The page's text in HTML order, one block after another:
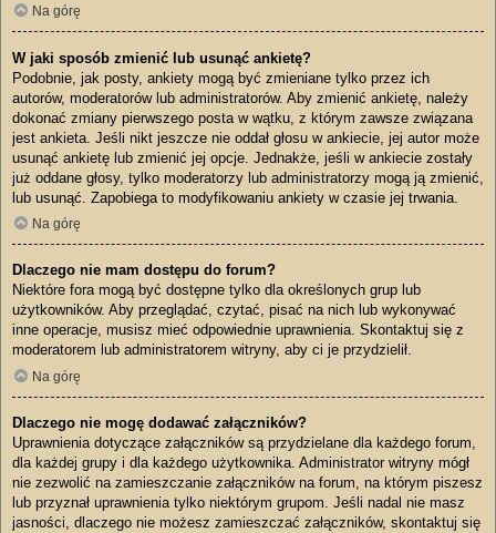
Na górę
W jaki sposób zmienić lub usunąć ankietę?
Podobnie, jak posty, ankiety mogą być zmieniane tylko przez ich
autorów, moderatorów lub administratorów. Aby zmienić ankietę, należy
dokonać zmiany pierwszego posta w wątku, z którym zawsze związana
jest ankieta. Jeśli nikt jeszcze nie oddał głosu w ankiecie, jej autor może
usunąć ankietę lub zmienić jej opcje. Jednakże, jeśli w ankiecie zostały
już oddane głosy, tylko moderatorzy lub administratorzy mogą ją zmienić,
lub usunąć. Zapobiega to modyfikowaniu ankiety w czasie jej trwania.
Na górę
Dlaczego nie mam dostępu do forum?
Niektóre fora mogą być dostępne tylko dla określonych grup lub
użytkowników. Aby przeglądać, czytać, pisać na nich lub wykonywać
inne operacje, musisz mieć odpowiednie uprawnienia. Skontaktuj się z
moderatorem lub administratorem witryny, aby ci je przydzielił.
Na górę
Dlaczego nie mogę dodawać załączników?
Uprawnienia dotyczące załączników są przydzielane dla każdego forum,
dla każdej grupy i dla każdego użytkownika. Administrator witryny mógł
nie zezwolić na zamieszczanie załączników na forum, na którym piszesz
lub przyznał uprawnienia tylko niektórym grupom. Jeśli nadal nie masz
jasności, dlaczego nie możesz zamieszczać załączników, skontaktuj się